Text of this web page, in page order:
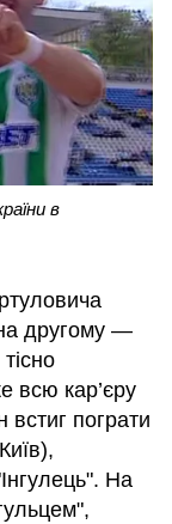
в
другому —
всю кар’єру
встиг пограти
На